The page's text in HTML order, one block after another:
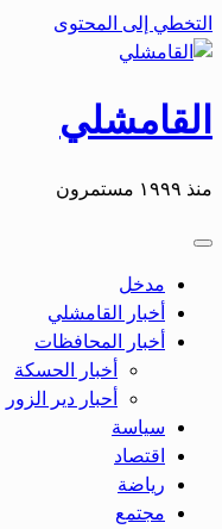
التخطي إلى المحتوى
القامشلي
منذ ١٩٩٩ مستمرون
مدخل
أخبار القامشلي
أخبار المحافظات
أخبار الحسكة
أحبار دير الزور
سياسة
اقتصاد
رياضة
مجتمع